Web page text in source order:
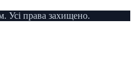
права захищено.